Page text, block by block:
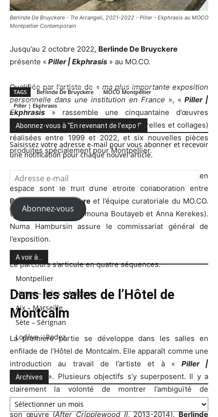
Berlinde De Bruyckere - Tre Arcangeli, 2021-2022 - Piller - Ekphrasis au MOCO
Montpellier Contemporain
Jusqu’au 2 octobre 2022, Berlinde De Bruyckere
présente « Piller | Ekphrasis » au MO.CO.
Qualifiée par l’artiste de « ma plus importante exposition
personnelle dans une institution en France », « Piller |
Ekphrasis » rassemble une cinquantaine d’œuvres
(sculptures, installations, dessins, aquarelles et collages)
réalisées entre 1999 et 2022, et six nouvelles pièces
produites spécialement pour Montpellier.
Le choix des œuvres, leur accrochage et leur mise en
espace sont le fruit d’une étroite collaboration entre
Berlinde De Bruyckereet l’équipe curatoriale du MO.CO.
(Vincent Honoré, Rahmouna Boutayeb et Anna Kerekes).
Numa Hambursin assure le commissariat général de
l’exposition.
Le parcours s’articule en quatre séquences.
Dans les salles de l’Hôtel de
Montcalm
La première partie se développe dans les salles en
enfilade de l’Hôtel de Montcalm. Elle apparaît comme une
introduction au travail de l’artiste et à « Piller |
Ekphrasis
». Plusieurs objectifs s’y superposent. Il y a
clairement la volonté de montrer l’ambiguïté de
l’hybridation entre le végétal, l’humain et l’animal dans
son œuvre (After Cripplewood II, 2013-2014).Berlinde
TAGS Berlinde De Bruyckere
MOCO Montpellier
Piller | Ekphrasis
Abonnez-vous à "En revenant de l'expo !"
Saisissez votre adresse e-mail pour vous abonner et recevoir
une notification pour chaque nouvel article.
Adresse
e-
mail
Abonnez-vous
A voir à…
Montpellier
Nimes – Arles – Avignon
Aix – Marseille
Sète – Sérignan
Lodève – Rodez
Archives
Archives